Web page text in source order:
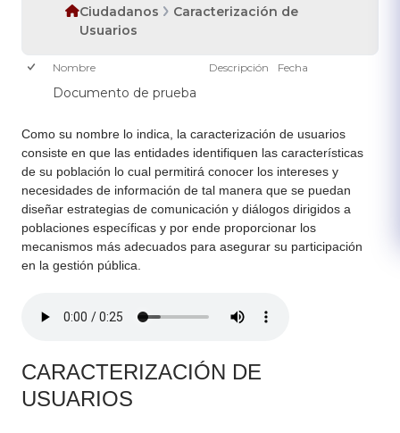
Ciudadanos
Caracterización de
Usuarios
Nombre Descripción Fecha
Documento de prueba
Como su nombre lo indica, la caracterización de usuarios
consiste en que las entidades identifiquen las características
de su población lo cual permitirá conocer los intereses y
necesidades de información de tal manera que se puedan
diseñar estrategias de comunicaci​ón y diálogos dirigidos a
poblaciones específicas y por ende proporcionar los
mecanismos más adecuados para asegurar su participación
en la gestión pública.​​​​
CARACTERIZACIÓN DE
USUARIOS​